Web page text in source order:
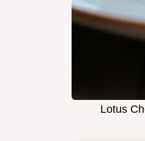
Lotus